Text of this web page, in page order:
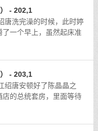
- 202,1
完澡的时候，此时婷
一个早上，虽然起床准
疲倦。
- 203,1
安顿好了陈晶晶之
的总统套房，里面等待